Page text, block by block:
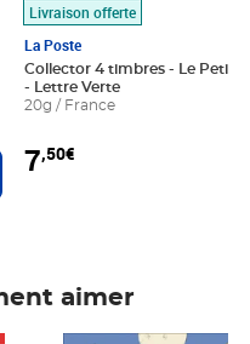
au panier
Livraison offerte
La Poste
Collector 4 timbres - Le Petit
- Lettre Verte
20g / France
7,50€
aimer